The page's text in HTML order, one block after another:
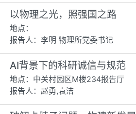
以物理之光，照强国之路
地点：
报告人：李明 物理所党委书记
AI背景下的科研诚信与规范
地点：中关村园区M楼234报告厅
报告人：赵勇,袁洁